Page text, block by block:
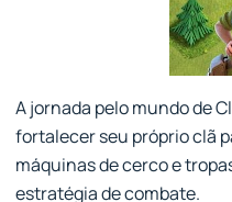
A jornada pelo mundo de
fortalecer seu próprio clã
máquinas de cerco e
estratégia de combate.